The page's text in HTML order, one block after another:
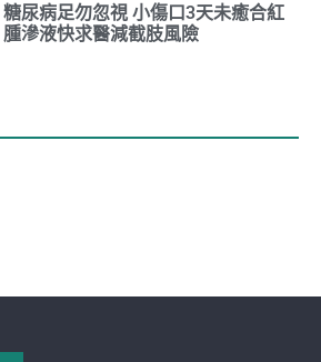
糖尿病足勿忽視 小傷口3天未癒合紅
腫滲液快求醫減截肢風險